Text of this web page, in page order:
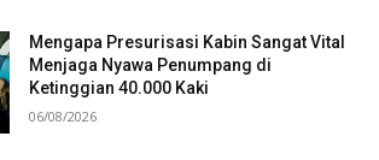
Mengapa Presurisasi Kabin Sangat Vital
Menjaga Nyawa Penumpang di
Ketinggian 40.000 Kaki
06/08/2026